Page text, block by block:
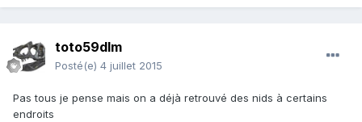
toto59dlm
Posté(e) 4 juillet 2015
Pas tous je pense mais on a déjà retrouvé des nids à certains
endroits